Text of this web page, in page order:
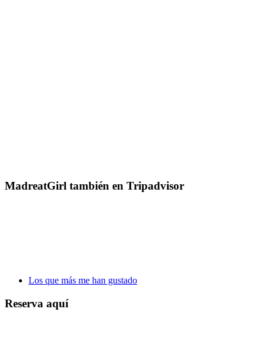
MadreatGirl también en Tripadvisor
Los que más me han gustado
Reserva aquí